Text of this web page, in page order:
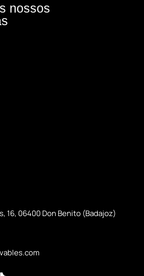
nossos
16, 06400 Don Benito (Badajoz)